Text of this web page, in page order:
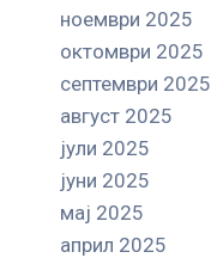
ноември 2025
октомври 2025
септември 2025
август 2025
јули 2025
јуни 2025
мај 2025
април 2025